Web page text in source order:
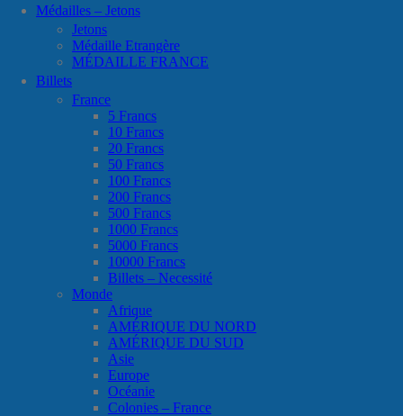
Médailles – Jetons
Jetons
Médaille Etrangère
MÉDAILLE FRANCE
Billets
France
5 Francs
10 Francs
20 Francs
50 Francs
100 Francs
200 Francs
500 Francs
1000 Francs
5000 Francs
10000 Francs
Billets – Necessité
Monde
Afrique
AMÉRIQUE DU NORD
AMÉRIQUE DU SUD
Asie
Europe
Océanie
Colonies – France